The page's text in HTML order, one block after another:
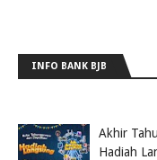
INFO BANK BJB
Akhir
Hadiah